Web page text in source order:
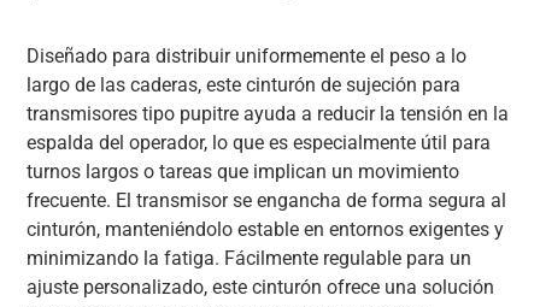
Diseñado para distribuir uniformemente el peso a lo
largo de las caderas, este cinturón de sujeción para
transmisores tipo pupitre ayuda a reducir la tensión en la
espalda del operador, lo que es especialmente útil para
turnos largos o tareas que implican un movimiento
frecuente. El transmisor se engancha de forma segura al
cinturón, manteniéndolo estable en entornos exigentes y
minimizando la fatiga. Fácilmente regulable para un
ajuste personalizado, este cinturón ofrece una solución